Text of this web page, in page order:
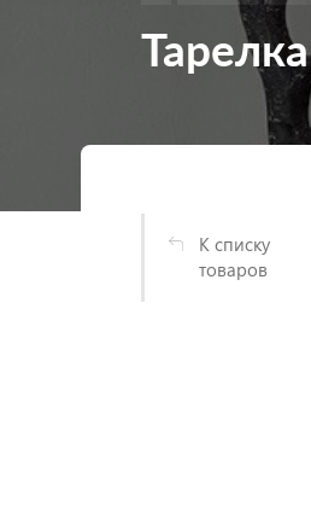
К списку
товаров